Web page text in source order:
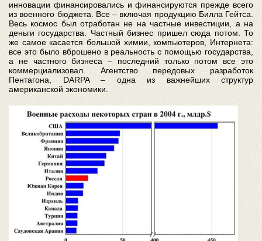
инновации финансировались и финансируются прежде всего
из военного бюджета. Все – включая продукцию Билла Гейтса.
Весь космос был отработан не на частные инвестиции, а на
деньги государства. Частный бизнес пришел сюда потом. То
же самое касается большой химии, компьютеров, Интернета:
все это было вброшено в реальность с помощью государства,
а не частного бизнеса – последний только потом все это
коммерциализовал. Агентство передовых разработок
Пентагона, DARPA – одна из важнейших структур
американской экономики.